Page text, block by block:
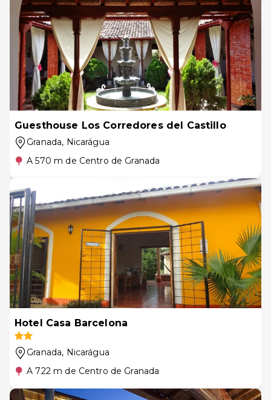
Guesthouse Los Corredores del Castillo
Granada, Nicarágua
A 570 m de Centro de Granada
Hotel Casa Barcelona
Granada, Nicarágua
A 722 m de Centro de Granada